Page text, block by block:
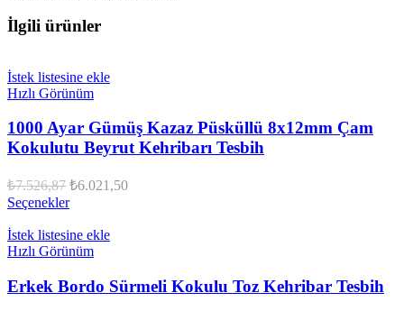
İlgili ürünler
İstek listesine ekle
Hızlı Görünüm
1000 Ayar Gümüş Kazaz Püsküllü 8x12mm Çam
Kokulutu Beyrut Kehribarı Tesbih
₺7.526,87 Orijinal
fiyat:
₺6.021,50Şu
Seçenekler
İstek listesine ekle
Hızlı Görünüm
Erkek Bordo Sürmeli Kokulu Toz Kehribar Tesbih